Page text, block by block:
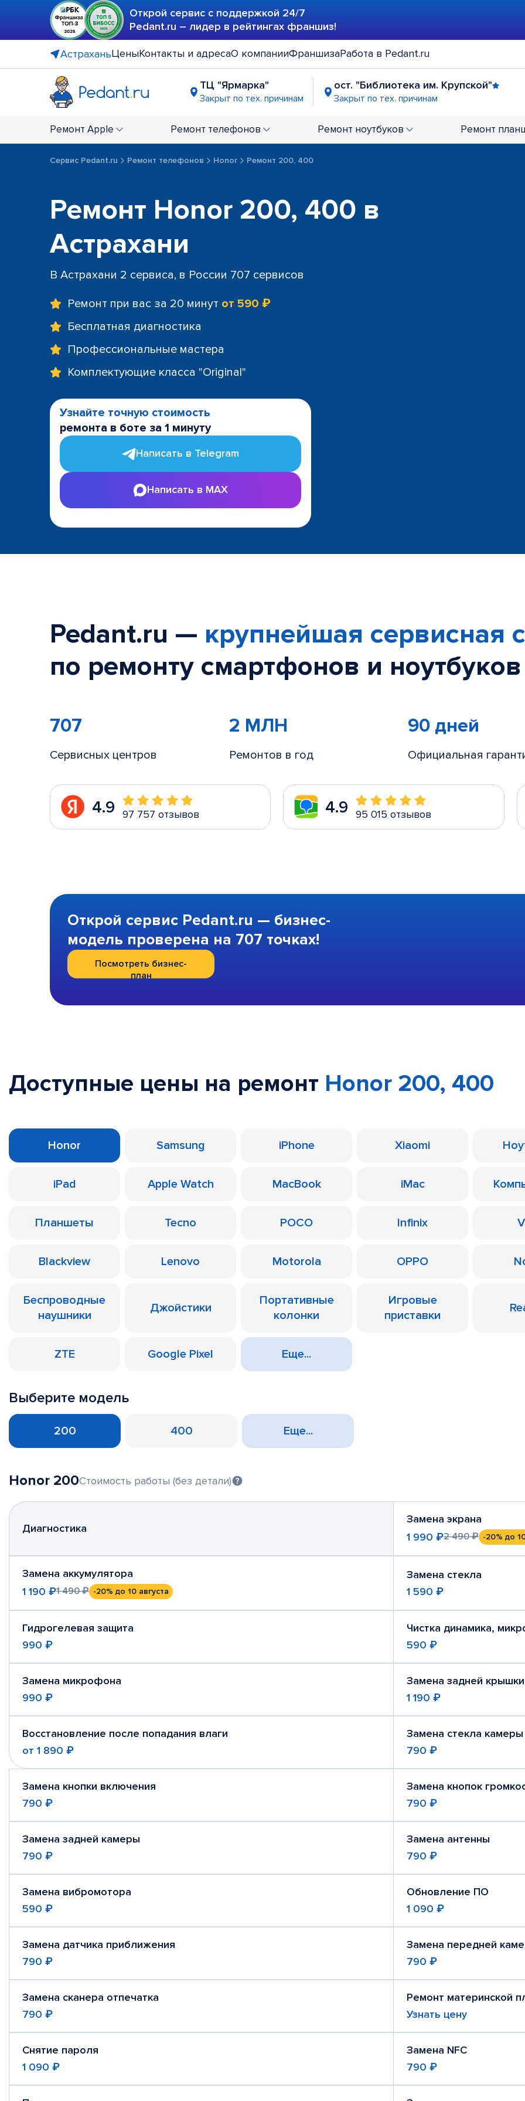
Открой сервис с поддержкой 24/7
Pedant.ru – лидер в рейтингах франшиз!
АстраханьЦеныКонтакты и адресаО компанииФраншизаРабота в Pedant.ru
ТЦ "Ярмарка"
Закрыт по тех. причинам
ост. "Библиотека им. Крупской"
Закрыт по тех. причинам
Ремонт Apple Ремонт телефонов Ремонт ноутбуков Ремонт
Сервис Pedant.ru Ремонт телефонов Honor Ремонт 200, 400
Ремонт Honor 200, 400 в
Астрахани
В Астрахани 2 сервиса, в России 707 сервисов
Ремонт при вас за 20 минут от 590 ₽
Бесплатная диагностика
Профессиональные мастера
Комплектующие класса "Original"
Узнайте точную стоимость
ремонта в боте за 1 минуту
Написать в Telegram
Написать в MAX
Pedant.ru — крупнейшая сервисная
по ремонту смартфонов и
707
Сервисных центров
2 МЛН
Ремонтов в год
90 дней
Официальная
4.9 97 757 отзывов 4.9 95 015 отзывов
Открой сервис Pedant.ru — бизнес-
модель проверена на 707 точках!
Посмотреть бизнес-
план
Доступные цены на ремонт Honor 200, 400
Honor Samsung iPhone Xiaomi
iPad Apple Watch MacBook iMac
Планшеты Tecno POCO Infinix
Blackview Lenovo Motorola OPPO
Беспроводные
наушники
Джойстики
Портативные
колонки
Игровые
приставки
ZTE Google Pixel Еще...
Выберите модель
200 400 Еще...
Honor 200Стоимость работы (без детали)
Диагностика
Замена экрана
1 990 ₽2 490 ₽ -20% до
Замена аккумулятора
1 190 ₽1 490 ₽ -20% до 10 августа
Замена стекла
1 590 ₽
Гидрогелевая защита
990 ₽
Чистка динамика,
590 ₽
Замена микрофона
990 ₽
Замена задней крышки
1 190 ₽
Восстановление после попадания влаги
от 1 890 ₽
Замена стекла камеры
790 ₽
Замена кнопки включения
790 ₽
Замена кнопок
790 ₽
Замена задней камеры
790 ₽
Замена антенны
790 ₽
Замена вибромотора
590 ₽
Обновление ПО
1 090 ₽
Замена датчика приближения
790 ₽
Замена передней
790 ₽
Замена сканера отпечатка
790 ₽
Ремонт материнской
Узнать цену
Снятие пароля
1 090 ₽
Замена NFC
790 ₽